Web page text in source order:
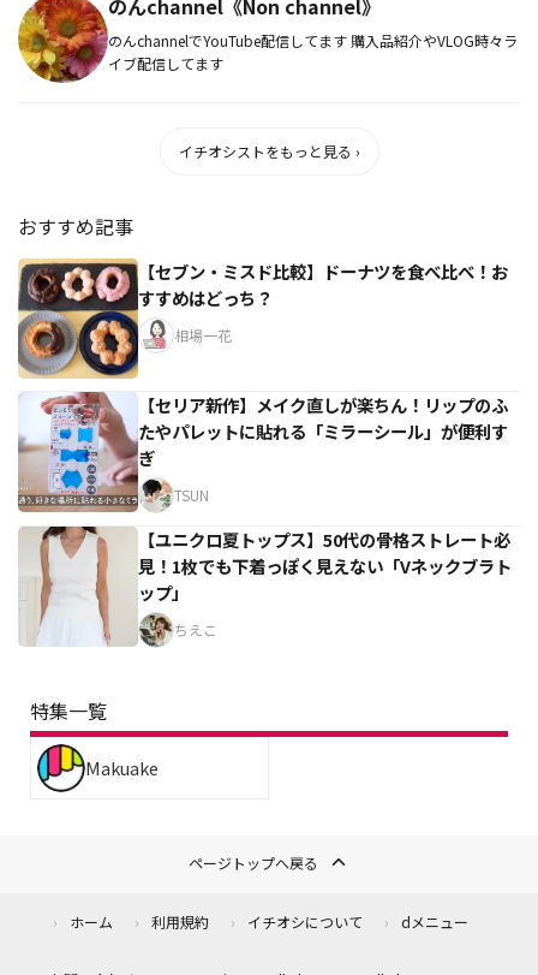
のんchannelでYouTube配信してます 購入品紹介やVLOG時々ラ
イブ配信してます
イチオシストをもっと見る ›
おすすめ記事
【セブン・ミスド比較】ドーナツを食べ比べ！お
すすめはどっち？
相場一花
【セリア新作】メイク直しが楽ちん！リップのふ
たやパレットに貼れる「ミラーシール」が便利す
ぎ
TSUN
【ユニクロ夏トップス】50代の骨格ストレート必
見！1枚でも下着っぽく見えない「Vネックブラト
ップ」
ちえこ
特集一覧
Makuake
ページトップへ戻る
ホーム 利用規約 イチオシについて dメニュー